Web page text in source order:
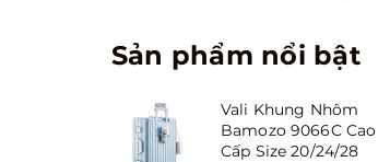
Sản phẩm nổi bật
Vali Khung Nhôm
Bamozo 9066C Cao
Cấp Size 20/24/28